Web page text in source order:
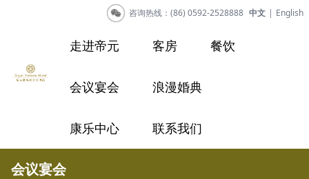
咨询热线：(86) 0592-2528888 中文 | English
走进帝元 客房 餐饮
会议宴会 浪漫婚典
康乐中心 联系我们
会议宴会